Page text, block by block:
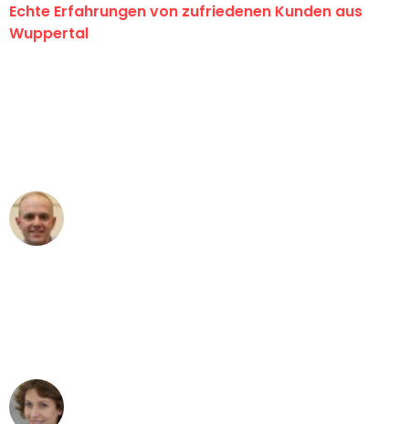
Echte Erfahrungen von zufriedenen Kunden aus
Wuppertal